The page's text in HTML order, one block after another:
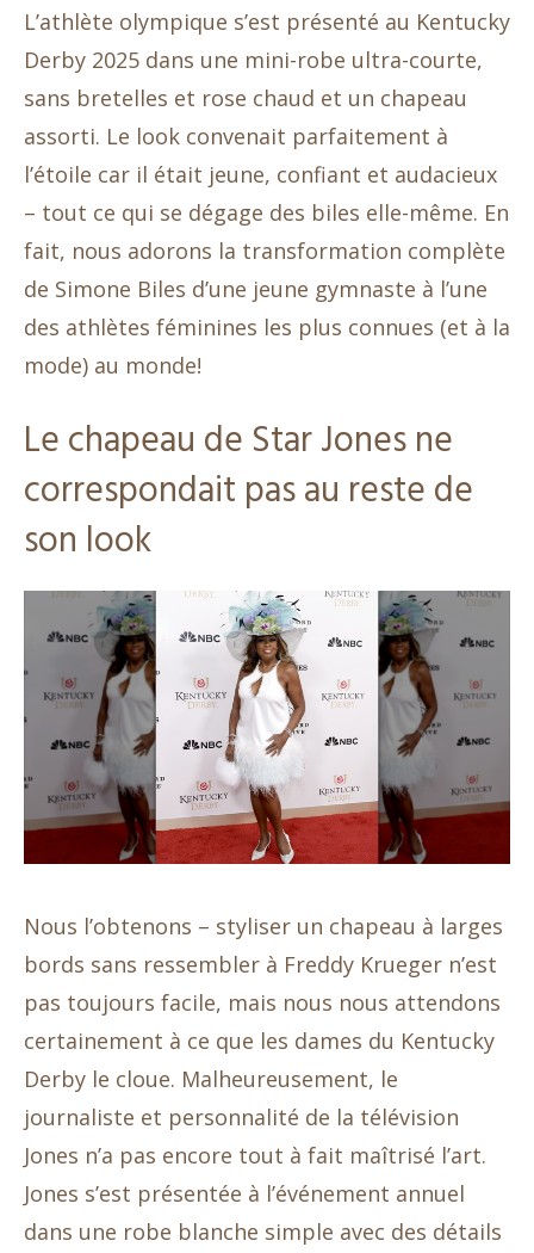
L’athlète olympique s’est présenté au Kentucky
Derby 2025 dans une mini-robe ultra-courte,
sans bretelles et rose chaud et un chapeau
assorti. Le look convenait parfaitement à
l’étoile car il était jeune, confiant et audacieux
– tout ce qui se dégage des biles elle-même. En
fait, nous adorons la transformation complète
de Simone Biles d’une jeune gymnaste à l’une
des athlètes féminines les plus connues (et à la
mode) au monde!
Le chapeau de Star Jones ne
correspondait pas au reste de
son look
Nous l’obtenons – styliser un chapeau à larges
bords sans ressembler à Freddy Krueger n’est
pas toujours facile, mais nous nous attendons
certainement à ce que les dames du Kentucky
Derby le cloue. Malheureusement, le
journaliste et personnalité de la télévision
Jones n’a pas encore tout à fait maîtrisé l’art.
Jones s’est présentée à l’événement annuel
dans une robe blanche simple avec des détails